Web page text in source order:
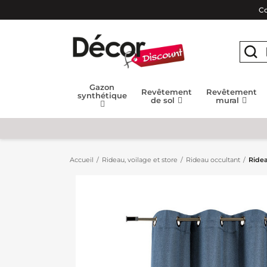
Gazon
synthétique
Revêtement
de sol
Revêtement
mural
Accueil Rideau, voilage et store Rideau occultant